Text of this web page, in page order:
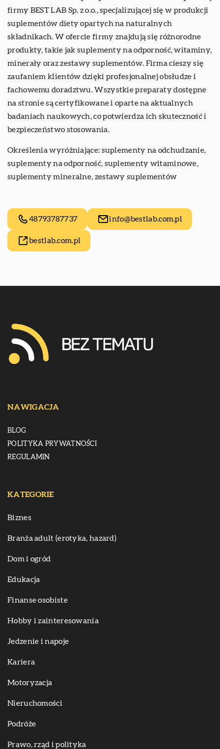
firmy BEST LAB Sp. z o.o., specjalizującej się w produkcji
suplementów diety opartych na naturalnych
składnikach. W ofercie firmy znajdują się różnorodne
produkty, takie jak suplementy na odporność, witaminy,
minerały oraz zestawy suplementów. Firma cieszy się
zaufaniem klientów dzięki profesjonalnej obsłudze i
fachowemu doradztwu. Wszystkie preparaty dostępne
na stronie są certyfikowane i oparte na aktualnych
badaniach naukowych, co potwierdza ich skuteczność i
bezpieczeństwo stosowania.
Określenia wyróżniające: suplementy na odchudzanie,
suplementy na odporność, suplementy witaminowe,
suplementy mineralne, zestawy suplementów
48793787737 info@bestlab.com.pl
bestlab.com.pl
NAWIGACJA
BLOG
POLITYKA PRYWATNOŚCI
REGULAMIN
KATEGORIE
Biznes
Branża adult (erotyka, hazard)
Dom i ogród
Edukacja
Finanse osobiste
Hobby i zainteresowania
Jedzenie i napoje
Kariera
Motoryzacja
Nieruchomości
Podróże
Prawo, rząd i polityka